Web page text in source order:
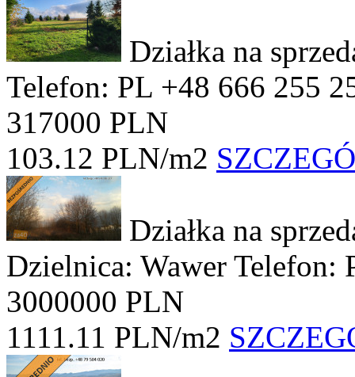
Działka na
Telefon: PL +48 666 255
317000 PLN
103.12 PLN/m2
Działka na
Dzielnica: Wawer Telefon:
3000000 PLN
1111.11 PLN/m2